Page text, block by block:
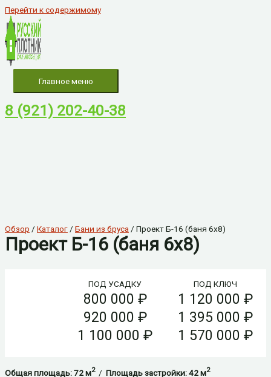
Перейти к содержимому
Главное меню
8 (921) 202-40-38
Обзор / Каталог/ Бани из бруса/ Проект Б-16 (баня 6х8)
Проект Б-16 (баня 6х8)
ПОД УСАДКУ ПОД КЛЮЧ
800 000 ₽
1 120 000 ₽
920 000 ₽
1 395 000 ₽
1 100 000 ₽
1 570 000 ₽
Общая площадь: 72 м2/ Площадь застройки: 42 м2